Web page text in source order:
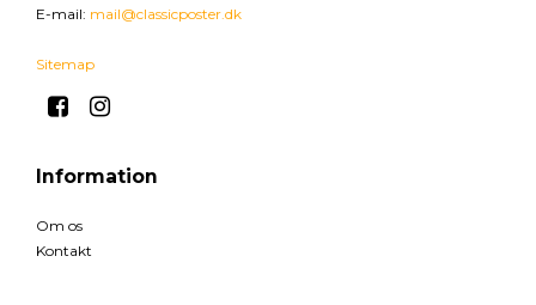
E-mail: mail@classicposter.dk
Sitemap
Information
Om os
Kontakt